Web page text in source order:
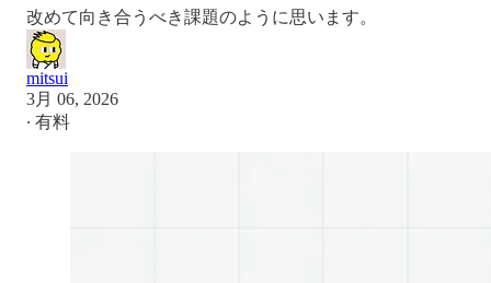
改めて向き合うべき課題のように思います。
mitsui
3月 06, 2026
∙ 有料